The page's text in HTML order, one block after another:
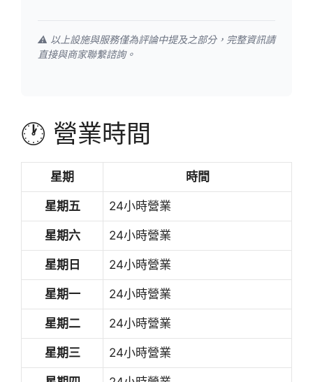
⚠️ 以上設施與服務僅為評論中提及之部分，完整資訊請
直接與商家聯繫諮詢。
🕐 營業時間
星期 時間
星期五 24小時營業
星期六 24小時營業
星期日 24小時營業
星期一 24小時營業
星期二 24小時營業
星期三 24小時營業